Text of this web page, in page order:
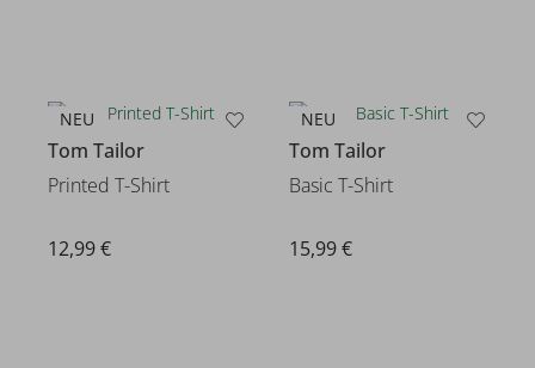
NEU
Tom Tailor
Printed T-Shirt
12,99 €
NEU
Tom Tailor
Basic T-Shirt
15,99 €